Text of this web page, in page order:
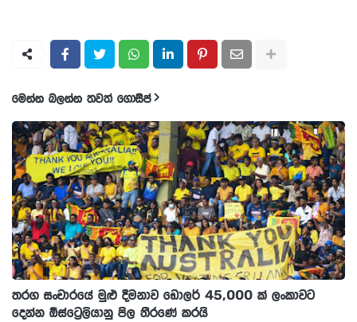
මෙන්න බලන්න තවත් ගොසිප්
තරග සංචාරයේ මුළු දීමනාව ඩොලර් 45,000 ක් ලංකාවට
දෙන්න ඕස්ට්‍රෙලියානු පිල තීරණේ කරයි